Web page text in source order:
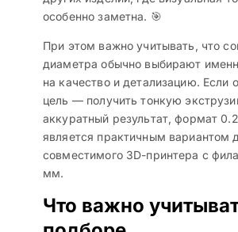
особенно заметна. 🎯
При этом важно учитывать, что
диаметра обычно выбирают
на качество и детализацию. Если
цель — получить тонкую
аккуратный результат, формат
является практичным вариантом
совместимого 3D-принтера с
мм.
Что важно